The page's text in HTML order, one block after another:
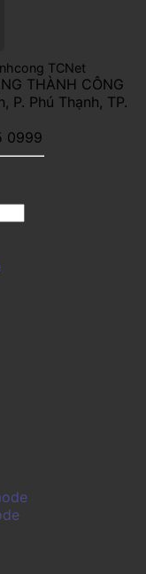
TCNet
THÀNH CÔNG
P. Phú Thạnh, TP.
0999